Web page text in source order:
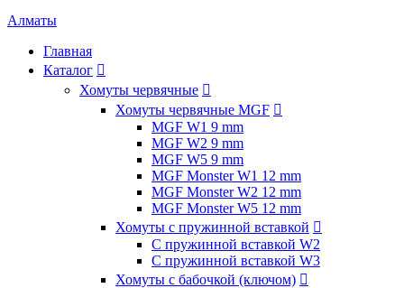
Алматы
Главная
Каталог 
Хомуты червячные 
Хомуты червячные MGF 
MGF W1 9 mm
MGF W2 9 mm
MGF W5 9 mm
MGF Monster W1 12 mm
MGF Monster W2 12 mm
MGF Monster W5 12 mm
Хомуты с пружинной вставкой 
С пружинной вставкой W2
С пружинной вставкой W3
Хомуты с бабочкой (ключом) 